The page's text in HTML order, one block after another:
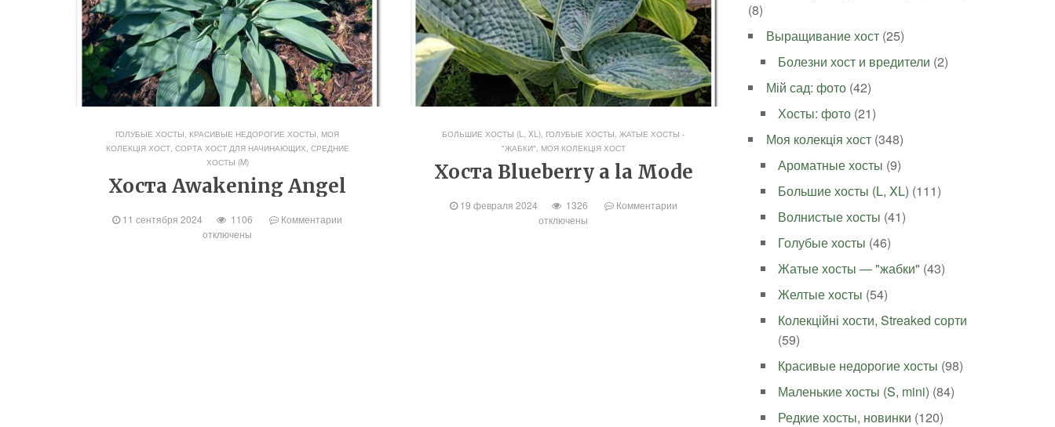
ГОЛУБЫЕ ХОСТЫ, КРАСИВЫЕ НЕДОРОГИЕ ХОСТЫ, МОЯ
КОЛЕКЦІЯ ХОСТ, СОРТА ХОСТ ДЛЯ НАЧИНАЮЩИХ, СРЕДНИЕ
ХОСТЫ (M)
Хоста Awakening Angel
11 сентября 2024 1106
Комментарии
отключены
БОЛЬШИЕ ХОСТЫ (L, XL), ГОЛУБЫЕ ХОСТЫ,ЖАТЫЕ ХОСТЫ -
"ЖАБКИ", МОЯ КОЛЕКЦІЯ ХОСТ
Хоста Blueberry a la Mode
19 февраля 2024 1326
Комментарии
отключены
(8)
Выращивание хост (25)
Болезни хост и вредители (2)
Мій сад: фото (42)
Хосты: фото (21)
Моя колекція хост (348)
Ароматные хосты (9)
Большие хосты (L, XL) (111)
Волнистые хосты (41)
Голубые хосты (46)
Жатые хосты — "жабки" (43)
Желтые хосты (54)
Колекційні хости, Streaked сорти
(59)
Красивые недорогие хосты (98)
Маленькие хосты (S, mini) (84)
Редкие хосты, новинки (120)